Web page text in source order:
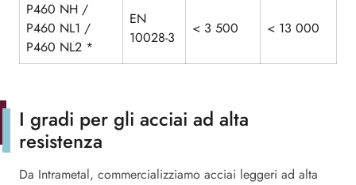
P460 NH /
P460 NL1 /
P460 NL2 *
EN
10028-3
< 3 500 < 13 000
I gradi per gli acciai ad alta
resistenza
Da Intrametal, commercializziamo acciai leggeri ad alta